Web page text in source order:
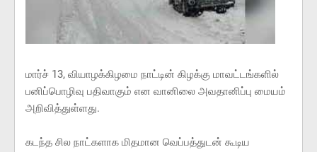
மார்ச் 13, வியாழக்கிழமை நாட்டின் கிழக்கு மாவட்டங்களில்
பனிப்பொழிவு பதிவாகும் என வானிலை அவதானிப்பு மையம்
அறிவித்துள்ளது.
கடந்த சில நாட்களாக மிதமான வெப்பத்துடன் கூடிய